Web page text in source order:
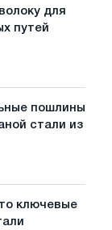
для
путей
пошлины
стали из
ключевые